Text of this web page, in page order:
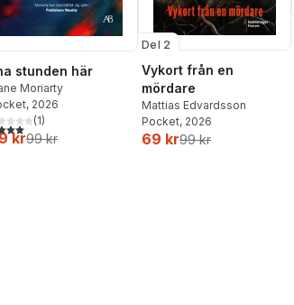
stunden här
Moriarty
, 2026
utav 5 stjärnor. Totalt antal röster:
(1)
kr99 kr
Del 2
Vykort från en
mördare
Mattias Edvardsson
Pocket, 2026
69 kr99 kr